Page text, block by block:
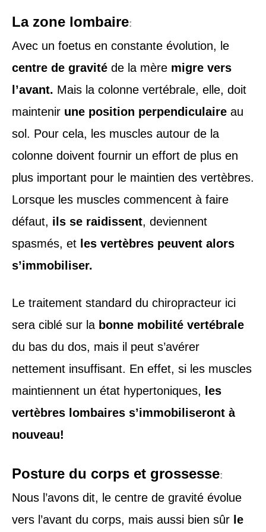
La zone lombaire:
Avec un foetus en constante évolution, le
centre de gravité de la mère migre vers
l’avant. Mais la colonne vertébrale, elle, doit
maintenir une position perpendiculaire au
sol. Pour cela, les muscles autour de la
colonne doivent fournir un effort de plus en
plus important pour le maintien des vertèbres.
Lorsque les muscles commencent à faire
défaut, ils se raidissent, deviennent
spasmés, et les vertèbres peuvent alors
s’immobiliser.
Le traitement standard du chiropracteur ici
sera ciblé sur la bonne mobilité vertébrale
du bas du dos, mais il peut s’avérer
nettement insuffisant. En effet, si les muscles
maintiennent un état hypertoniques,
les
vertèbres lombaires s’immobiliseront à
nouveau!
Posture du corps et grossesse:
Nous l’avons dit, le centre de gravité évolue
vers l’avant du corps, mais aussi bien sûr le